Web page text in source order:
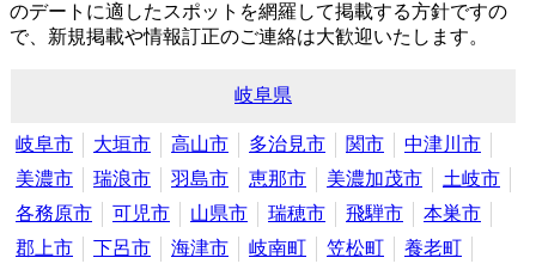
のデートに適したスポットを網羅して掲載する方針ですの
で、新規掲載や情報訂正のご連絡は大歓迎いたします。
岐阜県
岐阜市 大垣市 高山市 多治見市 関市
中津川市
美濃市
瑞浪市 羽島市 恵那市 美濃加茂市
土岐市
各務原市
可児市 山県市 瑞穂市 飛騨市
本巣市
郡上市
下呂市 海津市 岐南町 笠松町
養老町